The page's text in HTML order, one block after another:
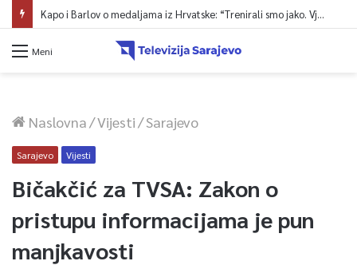
Ministarstvo saobraćaja KS: Završena revizija projekta, uskoro javna nabavka za obnovu mosta u ulici Ive Andrića
Meni
Naslovna/Vijesti/Sarajevo
Sarajevo Vijesti
Bičakčić za TVSA: Zakon o
pristupu informacijama je pun
manjkavosti